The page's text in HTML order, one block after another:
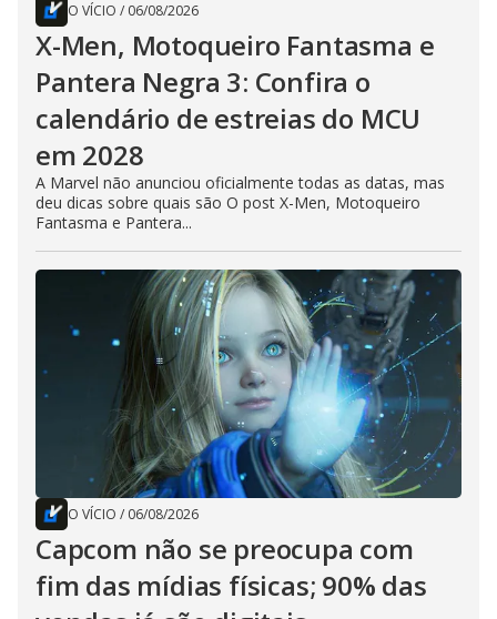
O VÍCIO / 06/08/2026
X-Men, Motoqueiro Fantasma e
Pantera Negra 3: Confira o
calendário de estreias do MCU
em 2028
A Marvel não anunciou oficialmente todas as datas, mas
deu dicas sobre quais são O post X-Men, Motoqueiro
Fantasma e Pantera...
O VÍCIO / 06/08/2026
Capcom não se preocupa com
fim das mídias físicas; 90% das